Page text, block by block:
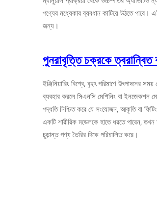
পণ্যের মধ্যেকার ব্যবধান কাটিয়ে উঠতে পারে।
জন্য।
পুনরাবৃত্তি চক্রকে ত্বরান্বিত
ইঞ্জিনিয়ারিং বিশ্বে, বৃহৎ পরিমাণে উৎপাদনের
ব্যবহার করলে সিএনসি মেশিনিং বা
পদ্ধতি নিশ্চিত করে যে সংযোজন, আকৃতি বা
একটি শারীরিক মডেলকে হাতে ধরতে পারেন,
চূড়ান্ত পণ্য তৈরির দিকে পরিচালিত করে।